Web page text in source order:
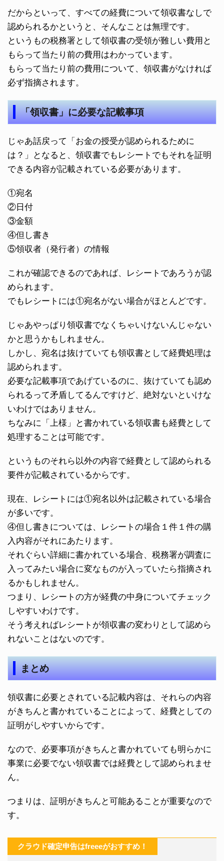
だからといって、すべての経費について領収書なしで
認められるかというと、そんなことは無理です。
というもの税務署として領収書の受領が難しい費用と
もらって当たり前の費用はわかっています。
もらって当たり前の費用について、領収書がなければ
必ず指摘されます。
「領収書」に必要な記載事項
じゃあ話戻って「お金の授受が認められるために
は？」となると、領収書でもレシートでもそれを証明
できる内容が記載されている必要があります。
①宛名
②日付
③金額
④但し書き
⑤領収者（発行者）の情報
これが確認できるのであれば、レシートであろうが認
められます。
でもレシートには①宛名がない場合がほとんどです。
じゃあやっぱり領収書でなくちゃいけないんじゃない
かと思うかもしれません。
しかし、宛名は抜けていても領収書として経費処理は
認められます。
必要な記載事項であげているのに、抜けていても認め
られるって矛盾してるんですけど、絶対ないといけな
いわけではありません。
ちなみに「上様」と書かれている領収書も経費として
処理することは可能です。
というものそれら以外の内容で経費として認められる
要件が記載されているからです。
現在、レシートには①宛名以外は記載されている場合
が多いです。
④但し書きについては、レシートの場合１件１件の購
入内容がそれにあたります。
それぐらい詳細に書かれている場合、税務署が調査に
入ってみたい場合に変なものが入っていたら指摘され
るかもしれません。
つまり、レシートの方が経費の中身についてチェック
しやすいわけです。
そう考えればレシートが領収書の変わりとして認めら
れないことはないのです。
まとめ
領収書に必要とされている記載内容は、それらの内容
がきちんと書かれていることによって、経費としての
証明がしやすいからです。
なので、必要事項がきちんと書かれていても明らかに
事業に必要でない領収書では経費として認められませ
ん。
つまりは、証明がきちんと可能あることが重要なので
す。
クラウド確定申告はfreeeがおすすめ！